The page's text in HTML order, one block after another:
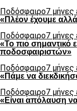
Ποδόσφαιρο7 μήνες
«Πλέον έχουμε
Ποδόσφαιρο7 μήνες
«Το πιο σημαντικό
ποδοσφαιριστών»
Ποδόσφαιρο7 μήνες
«Πάμε να
Ποδόσφαιρο7 μήνες
«Είναι απόλαυση